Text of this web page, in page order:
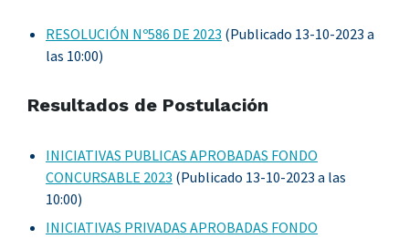
RESOLUCIÓN Nº586 DE 2023 (Publicado 13-10-2023 a
las 10:00)
Resultados de Postulación
INICIATIVAS PUBLICAS APROBADAS FONDO
CONCURSABLE 2023 (Publicado 13-10-2023 a las
10:00)
INICIATIVAS PRIVADAS APROBADAS FONDO